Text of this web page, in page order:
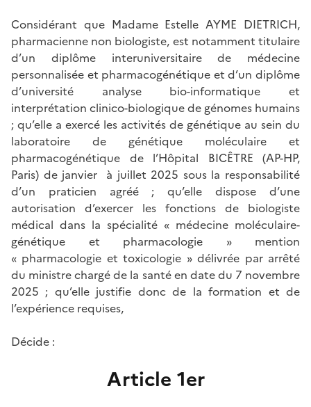
Considérant que Madame Estelle AYME DIETRICH,
pharmacienne non biologiste, est notamment titulaire
d’un diplôme interuniversitaire de médecine
personnalisée et pharmacogénétique et d’un diplôme
d’université analyse bio-informatique et
interprétation clinico-biologique de génomes humains
; qu’elle a exercé les activités de génétique au sein du
laboratoire de génétique moléculaire et
pharmacogénétique de l’Hôpital BICÊTRE (AP-HP,
Paris) de janvier à juillet 2025 sous la responsabilité
d’un praticien agréé ; qu’elle dispose d’une
autorisation d’exercer les fonctions de biologiste
médical dans la spécialité « médecine moléculaire-
génétique et pharmacologie » mention
« pharmacologie et toxicologie » délivrée par arrêté
du ministre chargé de la santé en date du 7 novembre
2025 ; qu’elle justifie donc de la formation et de
l’expérience requises,
Décide :
Article 1er